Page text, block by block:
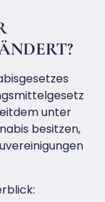
unter
besitzen,